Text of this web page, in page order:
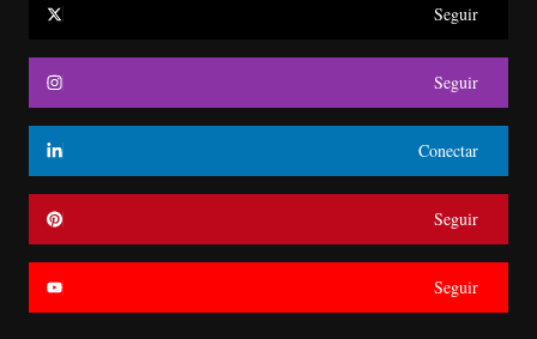
Seguir
Seguir
Conectar
Seguir
Seguir